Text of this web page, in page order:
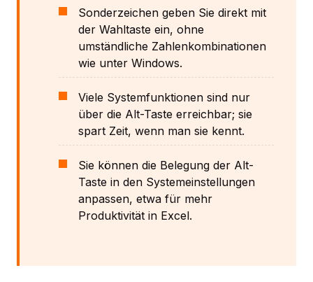
Sonderzeichen geben Sie direkt mit
der Wahltaste ein, ohne
umständliche Zahlenkombinationen
wie unter Windows.
Viele Systemfunktionen sind nur
über die Alt-Taste erreichbar; sie
spart Zeit, wenn man sie kennt.
Sie können die Belegung der Alt-
Taste in den Systemeinstellungen
anpassen, etwa für mehr
Produktivität in Excel.